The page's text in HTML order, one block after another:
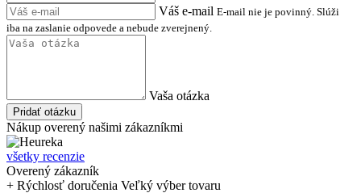
Váš e-mail E-mail nie je povinný. Slúži
iba na zaslanie odpovede a nebude zverejnený.
Vaša otázka
Pridať otázku
Nákup overený našimi zákazníkmi
všetky recenzie
Overený zákazník
+ Rýchlosť doručenia Veľký výber tovaru